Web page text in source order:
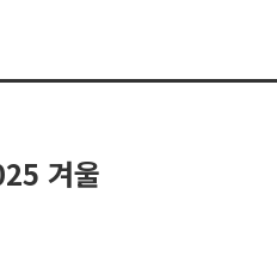
겨울